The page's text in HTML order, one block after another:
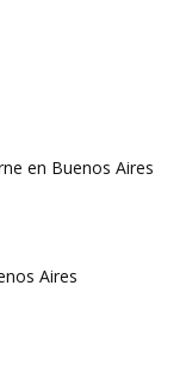
en Buenos Aires
Aires